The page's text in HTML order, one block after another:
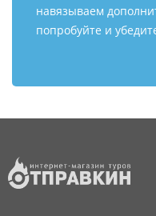
навязываем
попробуйте и